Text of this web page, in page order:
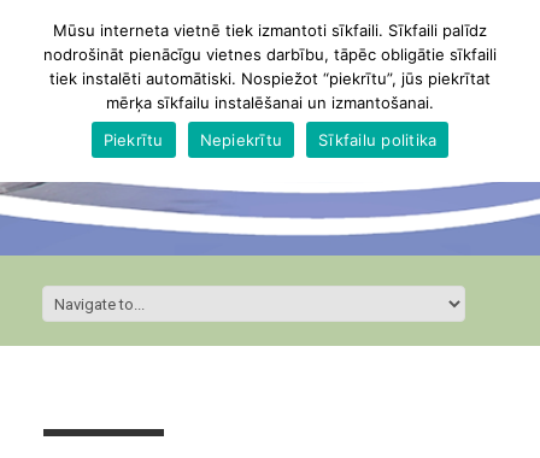
Mūsu interneta vietnē tiek izmantoti sīkfaili. Sīkfaili palīdz
nodrošināt pienācīgu vietnes darbību, tāpēc obligātie sīkfaili
tiek instalēti automātiski. Nospiežot “piekrītu”, jūs piekrītat
mērķa sīkfailu instalēšanai un izmantošanai.
Piekrītu
Nepiekrītu Sīkfailu politika